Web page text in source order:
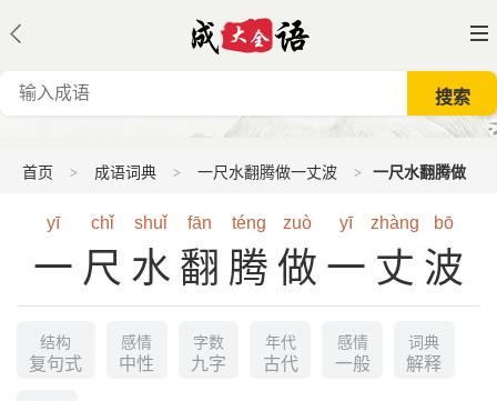
首页 成语词典 一尺水翻腾做一丈波 一尺水翻腾做
一丈波的意思
yī chǐ shuǐ fān téng zuò yī zhàng bō
一尺水翻腾做一丈波
结构
复句式
感情
中性
字数
九字
年代
古代
感情
一般
词典
解释